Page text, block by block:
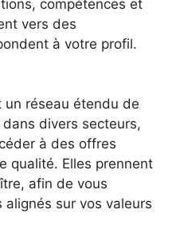
compétences et
vers des
à votre profil.
un réseau étendu de
divers secteurs,
à des offres
qualité. Elles prennent
afin de vous
sur vos valeurs